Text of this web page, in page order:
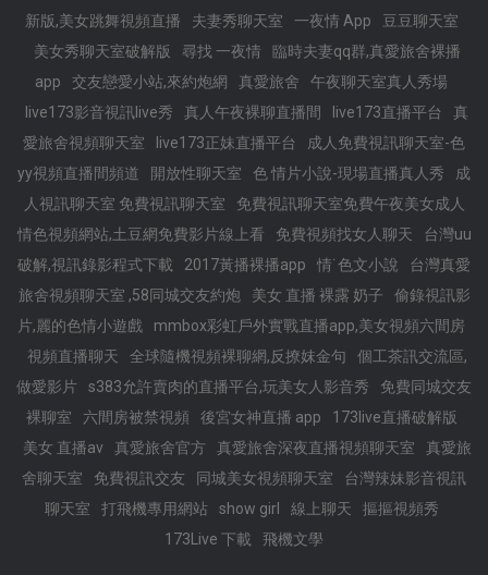
新版,美女跳舞視頻直播
夫妻秀聊天室 一夜情 App
豆豆聊天室
美女秀聊天室破解版
尋找 一夜情
臨時夫妻qq群,真愛旅舍裸播
app
交友戀愛小站,來約炮網 真愛旅舍
午夜聊天室真人秀場
live173影音視訊live秀
真人午夜裸聊直播間 live173直播平台
真
愛旅舍視頻聊天室
live173正妹直播平台
成人免費視訊聊天室-色
yy視頻直播間頻道
開放性聊天室 色 情片小說-現場直播真人秀
成
人視訊聊天室 免費視訊聊天室
免費視訊聊天室免費午夜美女成人
情色視頻網站,土豆網免費影片線上看
免費視頻找女人聊天
台灣uu
破解,視訊錄影程式下載
2017黃播裸播app 情˙色文小說
台灣真愛
旅舍視頻聊天室 ,58同城交友約炮
美女 直播 裸露 奶子
偷錄視訊影
片,麗的色情小遊戲
mmbox彩虹戶外實戰直播app,美女視頻六間房
視頻直播聊天
全球隨機視頻裸聊網,反撩妺金句
個工茶訊交流區,
做愛影片
s383允許賣肉的直播平台,玩美女人影音秀
免費同城交友
裸聊室
六間房被禁視頻 後宮女神直播 app
173live直播破解版
美女 直播av
真愛旅舍官方 真愛旅舍深夜直播視頻聊天室
真愛旅
舍聊天室
免費視訊交友 同城美女視頻聊天室
台灣辣妹影音視訊
聊天室
打飛機專用網站 show girl 線上聊天
摳摳視頻秀
173Live 下載
飛機文學